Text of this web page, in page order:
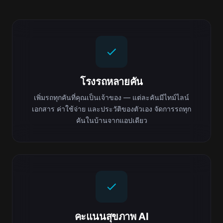
โรงรถหลายคัน
เพิ่มรถทุกคันที่คุณเป็นเจ้าของ — แต่ละคันมีไทม์ไลน์
เอกสาร ค่าใช้จ่าย และประวัติของตัวเอง จัดการรถทุก
คันในบ้านจากแอปเดียว
คะแนนสุขภาพ AI